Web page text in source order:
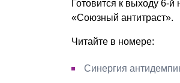
Готовится к выходу 6-й
«Союзный антитраст».
Читайте в номере:
Синергия